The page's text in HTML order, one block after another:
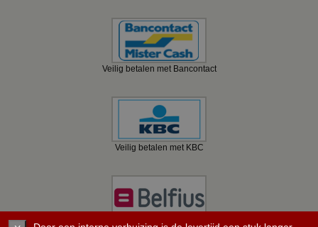
Veilig betalen met Bancontact
Veilig betalen met KBC